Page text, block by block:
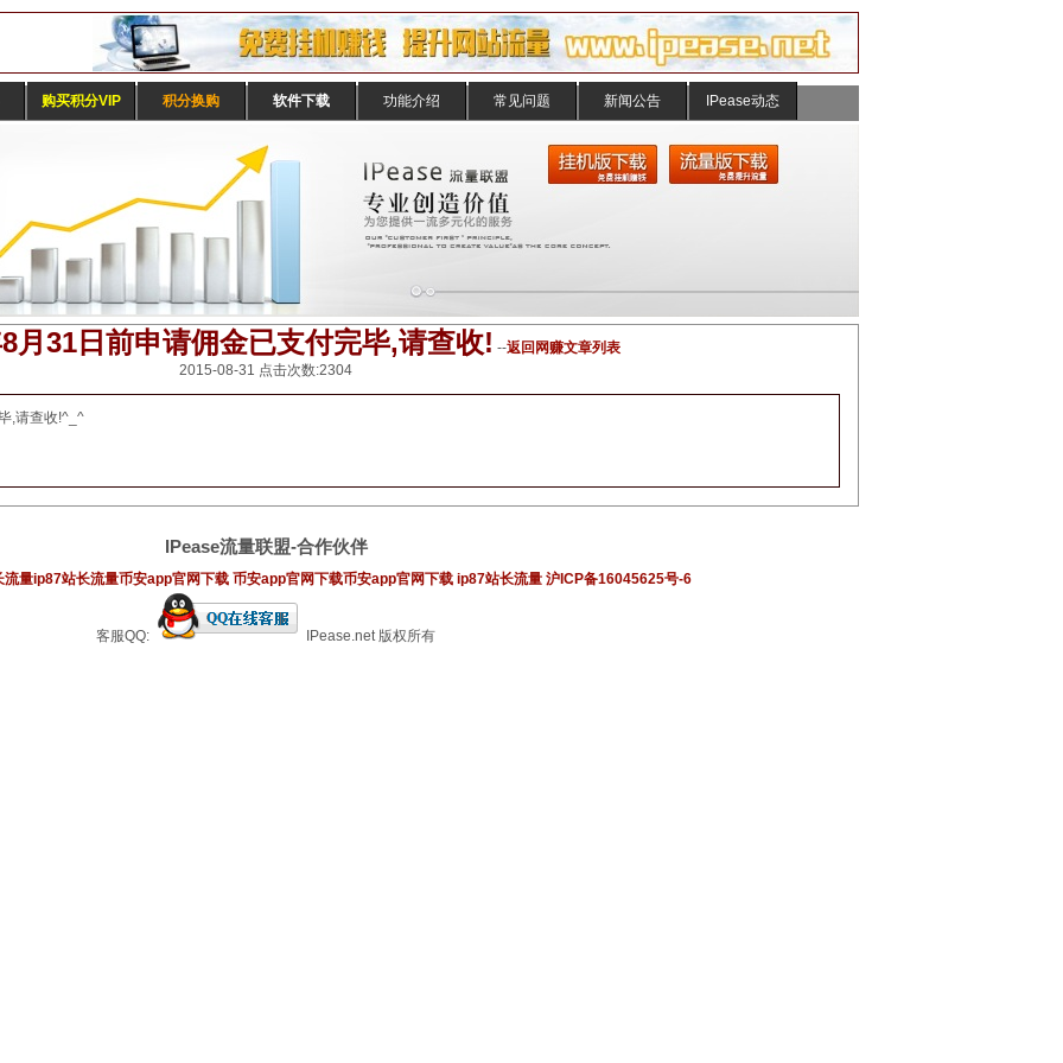
购买积分VIP 积分换购 软件下载 功能介绍 常见问题 新闻公告 IPease动态
月31日前申请佣金已支付完毕,请查收! --返回网赚文章列表
2015-08-31 点击次数:2304
,请查收!^_^
IPease流量联盟-合作伙伴
流量ip87站长流量币安app官网下载 币安app官网下载币安app官网下载 ip87站长流量 沪ICP备16045625号-6
客服QQ: IPease.net 版权所有